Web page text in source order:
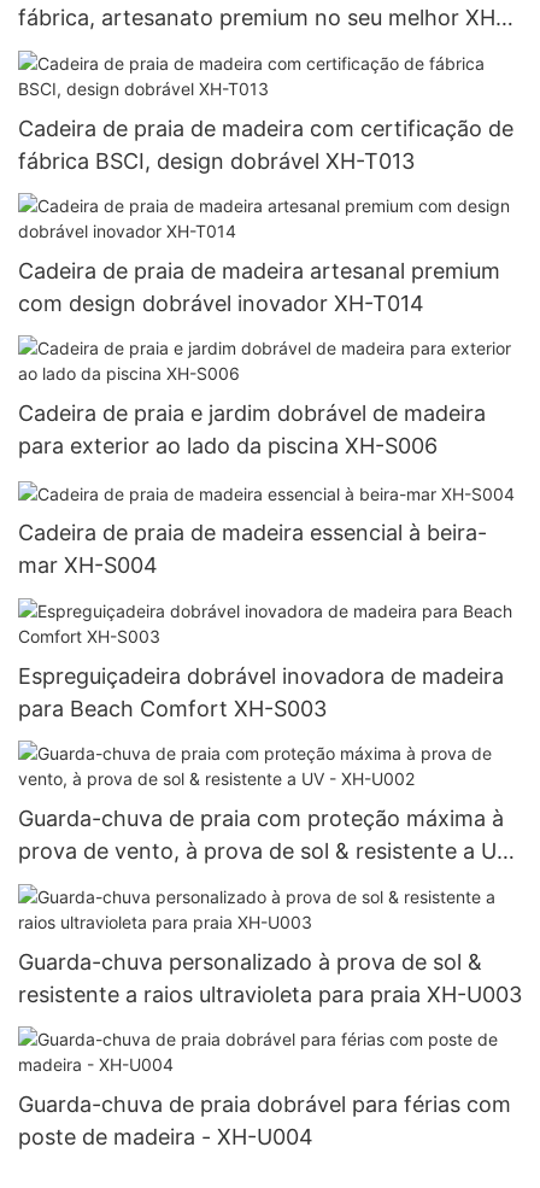
fábrica, artesanato premium no seu melhor XH-
T011
Cadeira de praia de madeira com certificação de
fábrica BSCI, design dobrável XH-T013
Cadeira de praia de madeira artesanal premium
com design dobrável inovador XH-T014
Cadeira de praia e jardim dobrável de madeira
para exterior ao lado da piscina XH-S006
Cadeira de praia de madeira essencial à beira-
mar XH-S004
Espreguiçadeira dobrável inovadora de madeira
para Beach Comfort XH-S003
Guarda-chuva de praia com proteção máxima à
prova de vento, à prova de sol & resistente a UV
- XH-U002
Guarda-chuva personalizado à prova de sol &
resistente a raios ultravioleta para praia XH-U003
Guarda-chuva de praia dobrável para férias com
poste de madeira - XH-U004